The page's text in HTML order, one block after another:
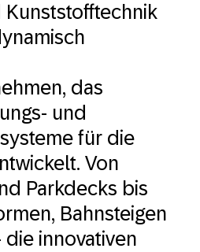
Kunststofftechnik
das
und
für die
Von
Parkdecks bis
Bahnsteigen
innovativen